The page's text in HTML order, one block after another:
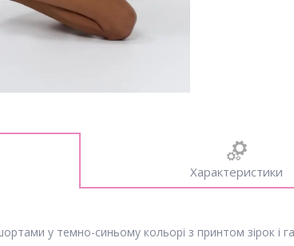
Характеристики
у темно-синьому кольорі з принтом зірок і